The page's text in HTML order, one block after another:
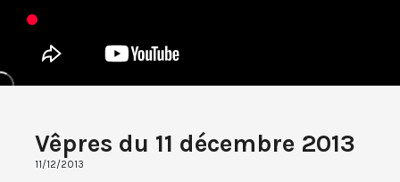
Vêpres du 11 décembre 2013
11/12/2013